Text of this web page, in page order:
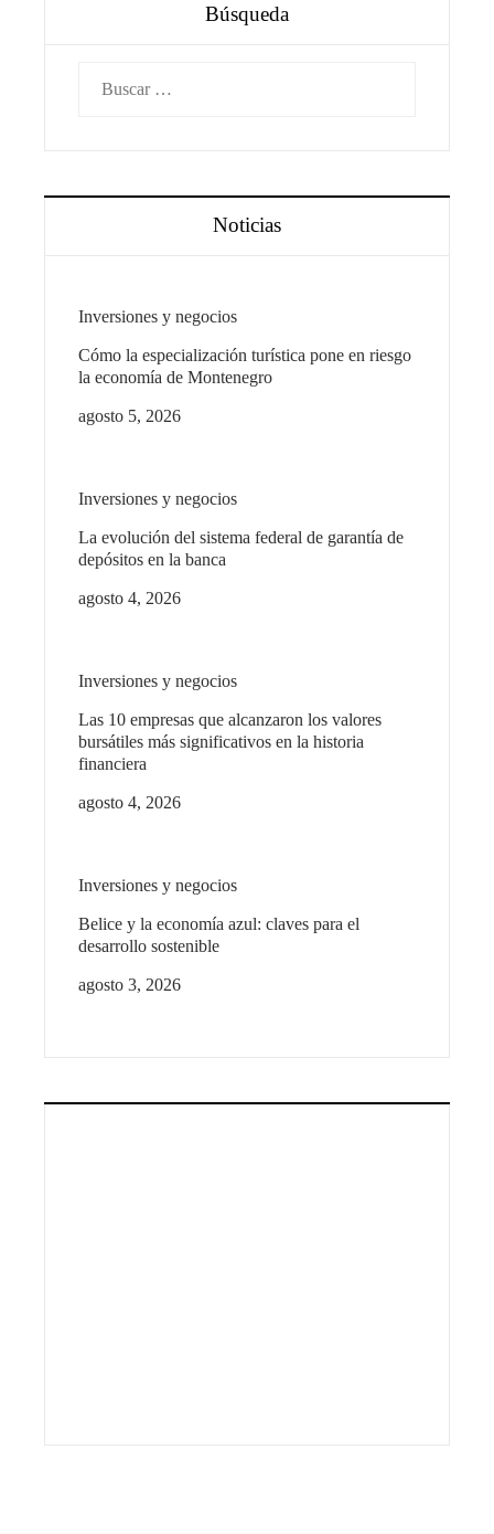
Búsqueda
Noticias
Inversiones y negocios
Cómo la especialización turística pone en riesgo
la economía de Montenegro
agosto 5, 2026
Inversiones y negocios
La evolución del sistema federal de garantía de
depósitos en la banca
agosto 4, 2026
Inversiones y negocios
Las 10 empresas que alcanzaron los valores
bursátiles más significativos en la historia
financiera
agosto 4, 2026
Inversiones y negocios
Belice y la economía azul: claves para el
desarrollo sostenible
agosto 3, 2026